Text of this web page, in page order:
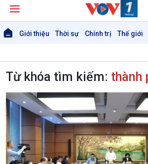
Giới thiệu Thời sự Chính trị Thế giới
Từ khóa tìm kiếm: thành